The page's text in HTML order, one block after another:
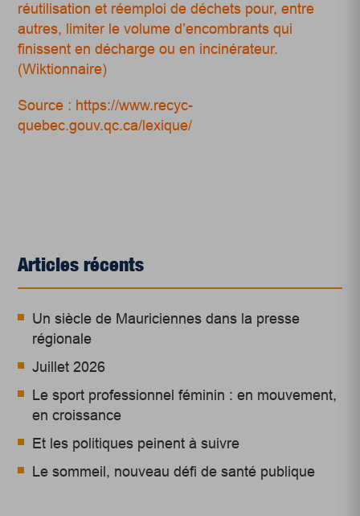
réutilisation et réemploi dedéchets pour, entre
autres, limiter le volume d’encombrants qui
finissent endécharge ou en incinérateur.
(Wiktionnaire)
Source : https://www.recyc-
quebec.gouv.qc.ca/lexique/
Articles récents
Un siècle de Mauriciennes dans la presse
régionale
Juillet 2026
Le sport professionnel féminin : en mouvement,
en croissance
Et les politiques peinent à suivre
Le sommeil, nouveau défi de santé publique